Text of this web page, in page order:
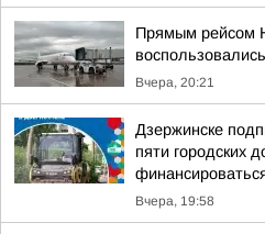
Прямым рейсом
Вчера, 20:21
Дзержинске
пяти городских
Вчера, 19:58